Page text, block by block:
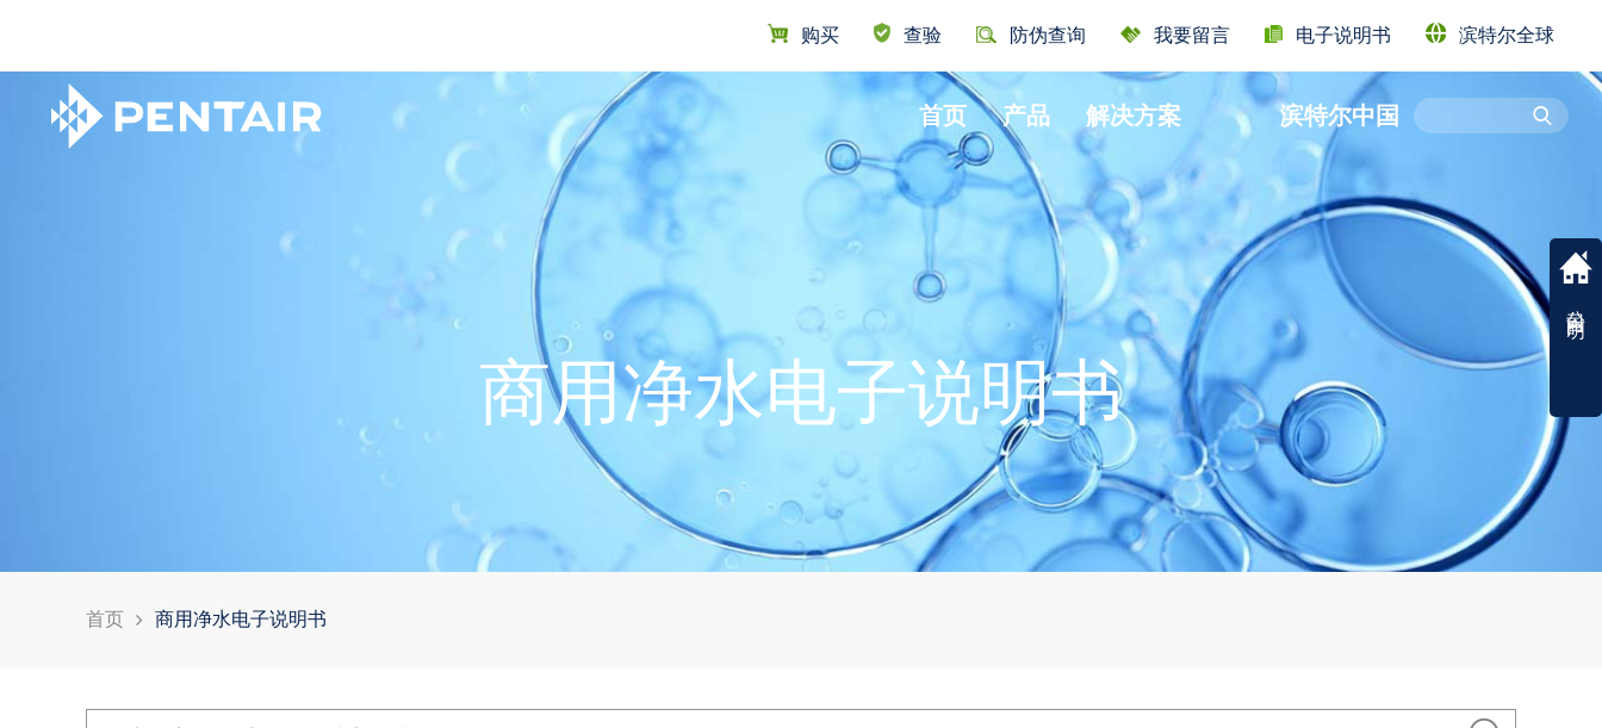
首页 产品
即热饮水机
全屋用水
前置过滤器
解决方案 滨特尔中国
公司介绍
企业文化
联系我们
UTILITY
NAVIGATION
购买 查验 防伪查询 我要留言 电子说明书 滨特尔全球
Content
商用净水电子说明书
首页 商用净水电子说明书